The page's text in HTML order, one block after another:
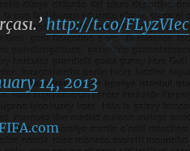
http://t.co/FLyzVIec
14, 2013